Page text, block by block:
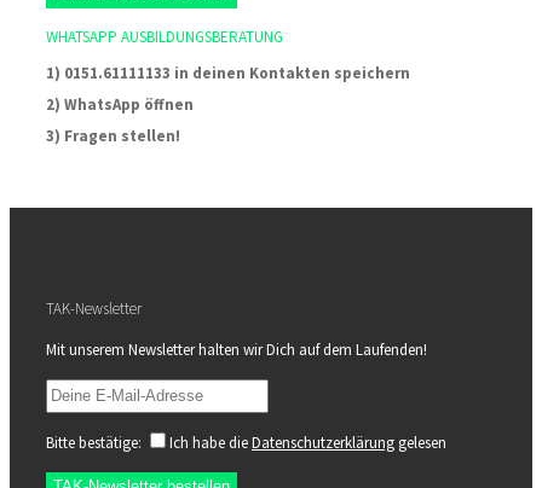
WHATSAPP AUSBILDUNGSBERATUNG
1) 0151.61111133 in deinen Kontakten speichern
2) WhatsApp öffnen
3) Fragen stellen!
TAK-Newsletter
Mit unserem Newsletter halten wir Dich auf dem Laufenden!
Bitte bestätige: Ich habe dieDatenschutzerklärung gelesen